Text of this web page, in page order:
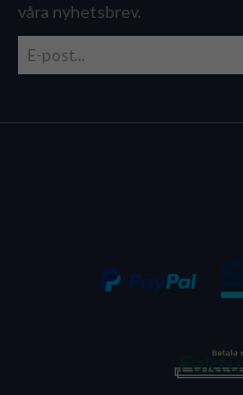
våra nyhetsbrev.